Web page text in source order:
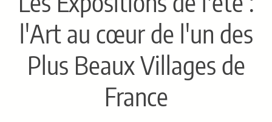
l'Art au cœur de l'un des
Plus Beaux Villages de
France